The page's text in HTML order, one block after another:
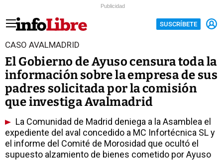
Publicidad
SUSCRÍBETE
CASO AVALMADRID
El Gobierno de Ayuso censura toda la
información sobre la empresa de sus
padres solicitada por la comisión
que investiga Avalmadrid
La Comunidad de Madrid deniega a la Asamblea el
expediente del aval concedido a MC Infortécnica SL y
el informe del Comité de Morosidad que ocultó el
supuesto alzamiento de bienes cometido por Ayuso